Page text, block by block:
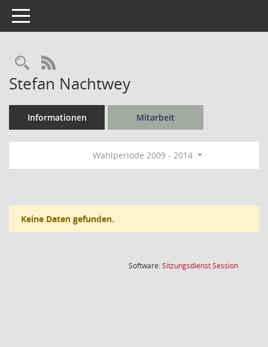
Toggle navigation
Rechercheauswahl
RSS-Feed
Stefan Nachtwey
Informationen Mitarbeit
Wahlperiode 2009 - 2014
Keine Daten gefunden.
Software:SitzungsdienstSession(Wird in